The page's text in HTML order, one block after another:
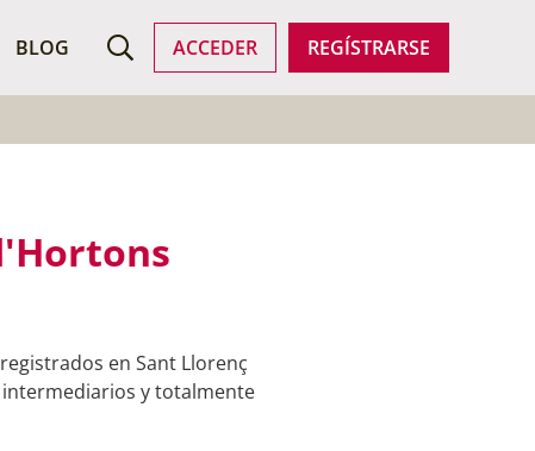
BLOG ACCEDER REGÍSTRARSE
en Sant Llorenç
y totalmente